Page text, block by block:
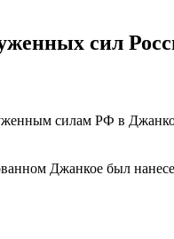
сил
силам РФ в
Джанкое был